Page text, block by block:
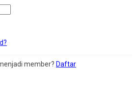
member? Daftar